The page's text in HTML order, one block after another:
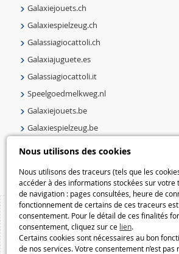
Nous utilisons des cookies
Nous utilisons des traceurs (tels que les
accéder à des informations stockées sur votre
de navigation : pages consultées, heure de
fonctionnement de certains de ces traceurs
consentement. Pour le détail de ces finalités
consentement, cliquez sur ce lien.
Certains cookies sont nécessaires au bon
de nos services. Votre consentement n’est pas
Galaxiejouets.ch
Galaxiespielzeug.ch
Galassiagiocattoli.ch
Galaxiajuguete.es
Galassiagiocattoli.it
Speelgoedmelkweg.nl
Galaxiejouets.be
Galaxiespielzeug.be